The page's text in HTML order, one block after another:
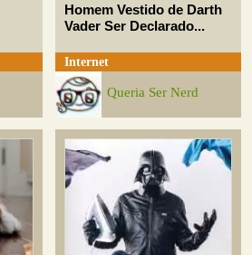
Homem Vestido de Darth
Vader Ser Declarado...
Internet
Queria Ser Nerd